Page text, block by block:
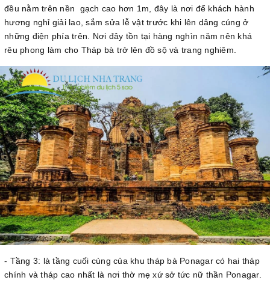
đều nằm trên nền gạch cao hơn 1m, đây là nơi để khách hành
hương nghỉ giải lao, sắm sửa lễ vật trước khi lên dâng cúng ở
những điện phía trên. Nơi đây tồn tại hàng nghìn năm nên khá
rêu phong làm cho Tháp bà trở lên đồ sộ và trang nghiêm.
- Tầng 3: là tầng cuối cùng của khu tháp bà Ponagar có hai tháp
chính và tháp cao nhất là nơi thờ mẹ xứ sở tức nữ thần Ponagar.